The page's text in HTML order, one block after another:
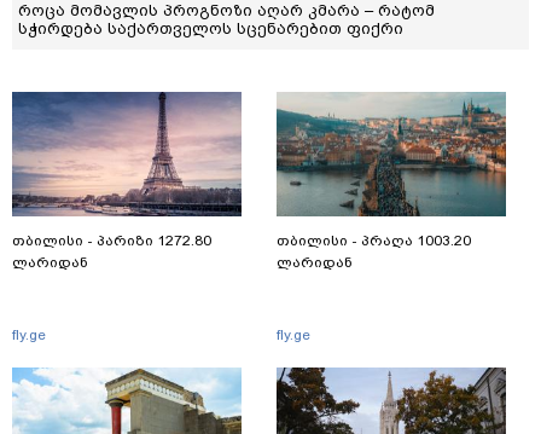
როცა მომავლის პროგნოზი აღარ კმარა – რატომ
სჭირდება საქართველოს სცენარებით ფიქრი
თბილისი - პარიზი 1272.80
ლარიდან
fly.ge
თბილისი - პრაღა 1003.20
ლარიდან
fly.ge